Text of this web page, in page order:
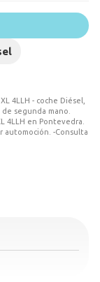
4LLH - coche Diésel,
segunda mano.
4LLH en Pontevedra.
automoción. -Consulta